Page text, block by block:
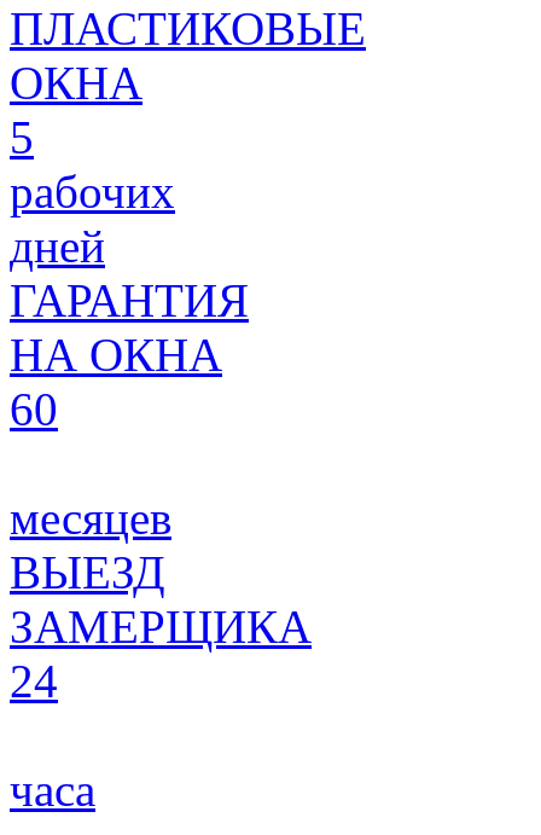
ПЛАСТИКОВЫЕ
ОКНА
5
рабочих
дней
ГАРАНТИЯ
НА ОКНА
60
месяцев
ВЫЕЗД
ЗАМЕРЩИКА
24
часа